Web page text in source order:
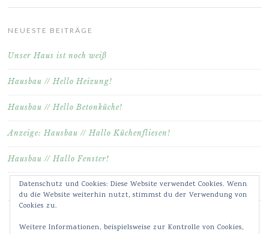
NEUESTE BEITRÄGE
Unser Haus ist noch weiß
Hausbau // Hello Heizung!
Hausbau // Hello Betonküche!
Anzeige: Hausbau // Hallo Küchenfliesen!
Hausbau // Hallo Fenster!
Datenschutz und Cookies: Diese Website verwendet Cookies. Wenn
du die Website weiterhin nutzt, stimmst du der Verwendung von
Cookies zu.
Weitere Informationen, beispielsweise zur Kontrolle von Cookies,